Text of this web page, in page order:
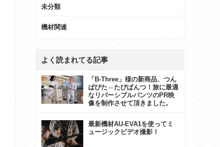
未分類
機材関連
よく読まれてる記事
「B-Three」様の新商品、つん
ぱびた⇔たびぱんつ！旅に最適
なリバーシブルパンツのPR映
像を制作させて頂きました。
最新機材AU-EVA1を使ってミ
ュージックビデオ撮影！